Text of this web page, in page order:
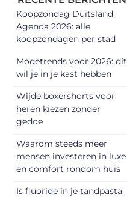
Koopzondag Duitsland
Agenda 2026: alle
koopzondagen per stad
Modetrends voor 2026: dit
wil je in je kast hebben
Wijde boxershorts voor
heren kiezen zonder
gedoe
Waarom steeds meer
mensen investeren in luxe
en comfort rondom huis
Is fluoride in je tandpasta